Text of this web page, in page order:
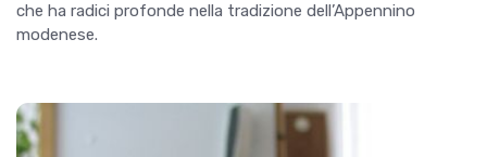
che ha radici profonde nella tradizione dell’Appennino
modenese.